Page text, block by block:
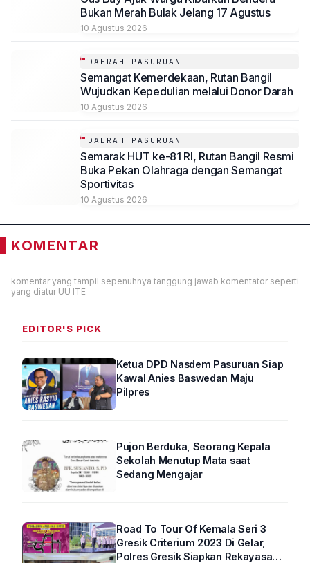
Bukan Merah Bulak Jelang 17 Agustus
10 Agustus 2026
DAERAH PASURUAN
Semangat Kemerdekaan, Rutan Bangil
Wujudkan Kepedulian melalui Donor Darah
10 Agustus 2026
DAERAH PASURUAN
Semarak HUT ke-81 RI, Rutan Bangil Resmi
Buka Pekan Olahraga dengan Semangat
Sportivitas
10 Agustus 2026
KOMENTAR
komentar yang tampil sepenuhnya tanggung jawab komentator seperti
yang diatur UU ITE
EDITOR'S PICK
Ketua DPD Nasdem Pasuruan Siap
Kawal Anies Baswedan Maju
Pilpres
Pujon Berduka, Seorang Kepala
Sekolah Menutup Mata saat
Sedang Mengajar
Road To Tour Of Kemala Seri 3
Gresik Criterium 2023 Di Gelar,
Polres Gresik Siapkan Rekayasa